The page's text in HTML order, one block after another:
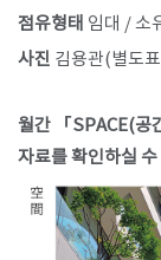
점유형태 임대 / 소
사진 김용관(별도
월간 「SPACE(공
자료를 확인하실